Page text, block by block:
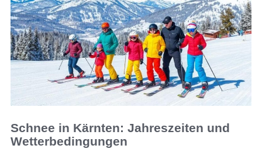
Schnee in Kärnten: Jahreszeiten und
Wetterbedingungen